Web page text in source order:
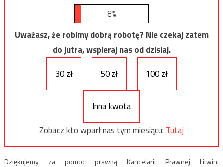
8%
Uważasz, że robimy dobrą robotę? Nie czekaj zatem
do jutra, wspieraj nas od dzisiaj.
30 zł
50 zł 100 zł
Inna kwota
Zobacz kto wparł nas tym miesiącu: Tutaj
Dziękujemy za pomoc prawną Kancelarii Prawnej Litwin: